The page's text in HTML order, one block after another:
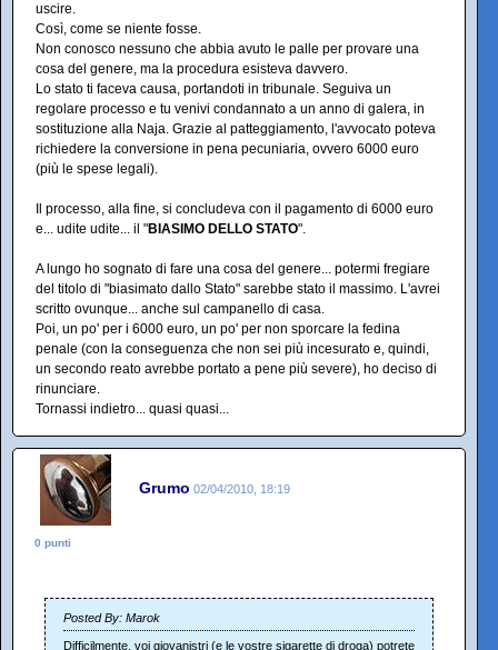
uscire.
Così, come se niente fosse.
Non conosco nessuno che abbia avuto le palle per provare una
cosa del genere, ma la procedura esisteva davvero.
Lo stato ti faceva causa, portandoti in tribunale. Seguiva un
regolare processo e tu venivi condannato a un anno di galera, in
sostituzione alla Naja. Grazie al patteggiamento, l'avvocato poteva
richiedere la conversione in pena pecuniaria, ovvero 6000 euro
(più le spese legali).
Il processo, alla fine, si concludeva con il pagamento di 6000 euro
e... udite udite... il "BIASIMO DELLO STATO".
A lungo ho sognato di fare una cosa del genere... potermi fregiare
del titolo di "biasimato dallo Stato" sarebbe stato il massimo. L'avrei
scritto ovunque... anche sul campanello di casa.
Poi, un po' per i 6000 euro, un po' per non sporcare la fedina
penale (con la conseguenza che non sei più incesurato e, quindi,
un secondo reato avrebbe portato a pene più severe), ho deciso di
rinunciare.
Tornassi indietro... quasi quasi...
Grumo 02/04/2010, 18:19
0 punti
Posted By: Marok
Difficilmente, voi giovanistri (e le vostre sigarette di droga) potrete